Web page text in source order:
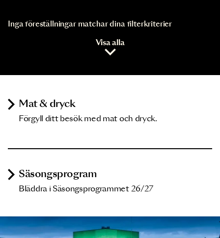
Inga föreställningar matchar dina filterkriterier
Visa alla
Mat & dryck
Förgyll ditt besök med mat och dryck.
Säsongsprogram
Bläddra i Säsongsprogrammet 26/27